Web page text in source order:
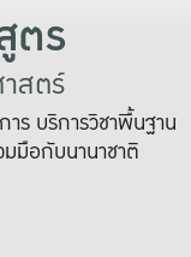
ตร
สตร์
ร บริการวิชาพื้นฐาน
มมือกับนานาชาติ